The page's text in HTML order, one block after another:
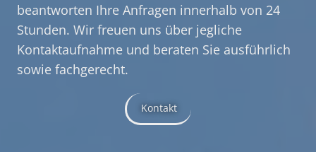
beantworten Ihre Anfragen innerhalb von 24
Stunden. Wir freuen uns über jegliche
Kontaktaufnahme und beraten Sie ausführlich
sowie fachgerecht.
Kontakt